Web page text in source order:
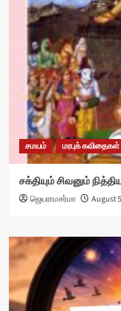
சமயம் மரபுக் கவிதைகள்
சக்தியும் சிவனும்
ஜெயராமசர்மா August